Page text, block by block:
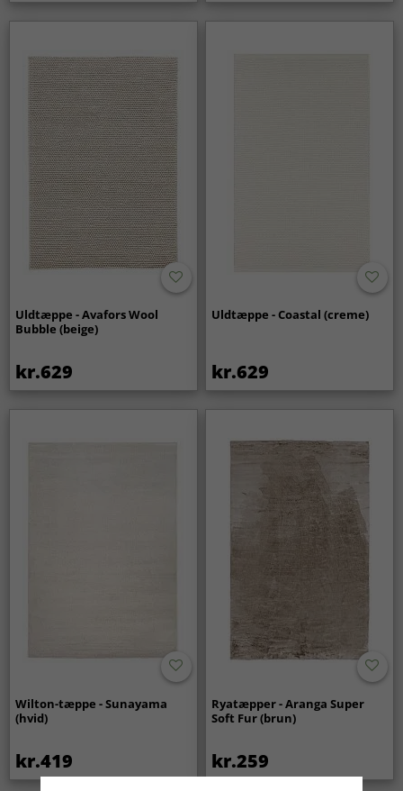
Uldtæppe - Avafors Wool
Bubble (beige)
kr.629
Uldtæppe - Coastal (creme)
kr.629
Wilton-tæppe - Sunayama
(hvid)
kr.419
Ryatæpper - Aranga Super
Soft Fur (brun)
kr.259